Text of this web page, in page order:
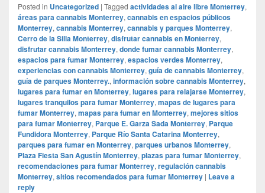
Posted in Uncategorized | Tagged actividades al aire libre Monterrey,
áreas para cannabis Monterrey, cannabis en espacios públicos
Monterrey, cannabis Monterrey, cannabis y parques Monterrey,
Cerro de la Silla Monterrey, disfrutar cannabis en Monterrey,
disfrutar cannabis Monterrey, donde fumar cannabis Monterrey,
espacios para fumar Monterrey, espacios verdes Monterrey,
experiencias con cannabis Monterrey, guía de cannabis Monterrey,
guía de parques Monterrey., información sobre cannabis Monterrey,
lugares para fumar en Monterrey, lugares para relajarse Monterrey,
lugares tranquilos para fumar Monterrey, mapas de lugares para
fumar Monterrey, mapas para fumar en Monterrey, mejores sitios
para fumar Monterrey, Parque E. Garza Sada Monterrey, Parque
Fundidora Monterrey, Parque Río Santa Catarina Monterrey,
parques para fumar en Monterrey, parques urbanos Monterrey,
Plaza Fiesta San Agustín Monterrey, plazas para fumar Monterrey,
recomendaciones para fumar Monterrey, regulación cannabis
Monterrey, sitios recomendados para fumar Monterrey | Leave a
reply